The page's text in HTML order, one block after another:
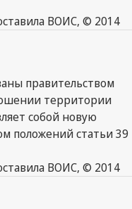
ВОИС, © 2014
правительством
территории
собой новую
положений статьи 39
ВОИС, © 2014